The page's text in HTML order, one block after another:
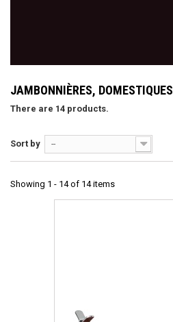
JAMBONNIÈRES, DOMESTIQUES
There are 14 products.
Sort by --
Showing 1 - 14 of 14 items